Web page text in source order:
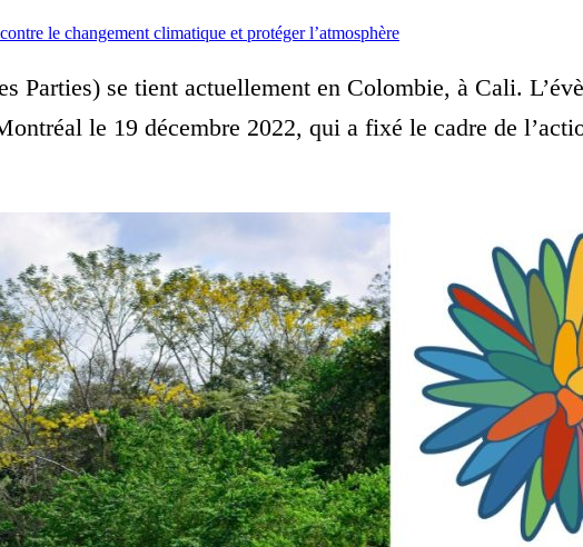
le changement climatique et protéger l’atmosphère
Parties) se tient actuellement en Colombie, à Cali.
le 19 décembre 2022, qui a fixé le cadre de